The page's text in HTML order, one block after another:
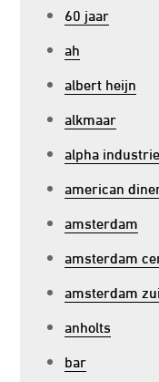
60 jaar
ah
albert heijn
alkmaar
alpha
american
amsterdam
amsterdam
amsterdam
anholts
bar